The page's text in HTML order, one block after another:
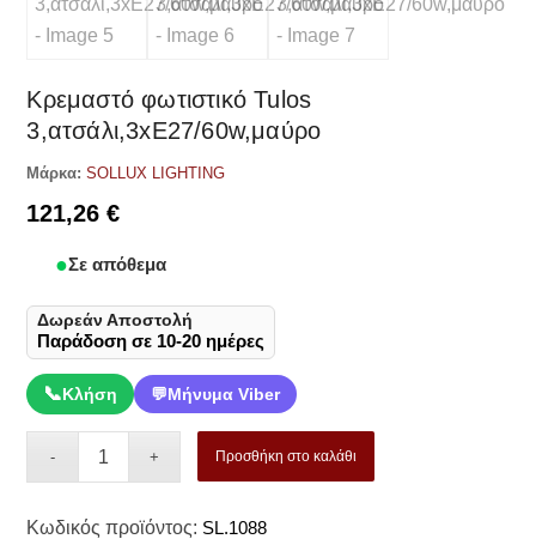
Κρεμαστό φωτιστικό Tulos
3,ατσάλι,3xE27/60w,μαύρο
Μάρκα: SOLLUX LIGHTING
121,26€
Σε απόθεμα
Δωρεάν Αποστολή
Παράδοση σε 10-20 ημέρες
📞Κλήση 💬Μήνυμα Viber
Προσθήκη στο καλάθι
Κωδικός προϊόντος: SL.1088